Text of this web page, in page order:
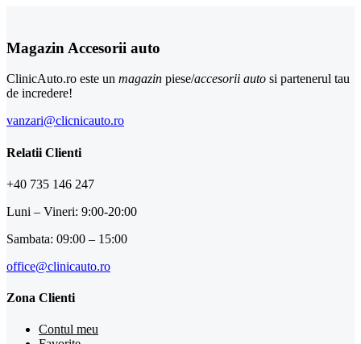
Magazin Accesorii auto
ClinicAuto.ro este un magazin piese/accesorii auto si partenerul tau
de incredere!
vanzari@clicnicauto.ro
Relatii Clienti
+40 735 146 247
Luni – Vineri: 9:00-20:00
Sambata: 09:00 – 15:00
office@clinicauto.ro
Zona Clienti
Contul meu